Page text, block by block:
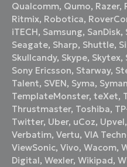
Qualcomm, Qumo, Razer,
Ritmix, Robotica,
iTECH, Samsung, SanDisk,
Seagate, Sharp, Shuttle,
Skullcandy, Skype, Skytex,
Sony Ericsson, Starway,
Talent, SVEN, Syma,
TemplateMonster,teXet,
Thrustmaster, Toshiba,
Twitter, Uber, uCoz, Upvel
Verbatim,Vertu,VIA
ViewSonic,Vivo,Wacom,
Digital,Wexler,Wikipad,